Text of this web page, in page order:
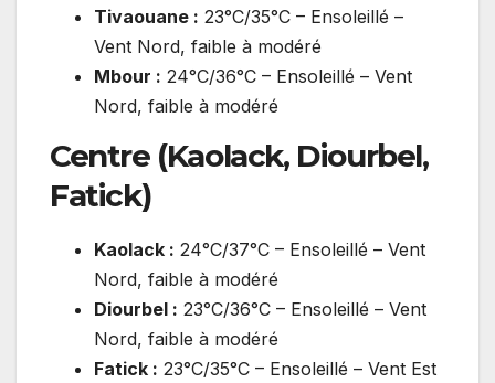
Tivaouane : 23°C/35°C – Ensoleillé –
Vent Nord, faible à modéré
Mbour : 24°C/36°C – Ensoleillé – Vent
Nord, faible à modéré
Centre (Kaolack, Diourbel,
Fatick)
Kaolack : 24°C/37°C – Ensoleillé – Vent
Nord, faible à modéré
Diourbel : 23°C/36°C – Ensoleillé – Vent
Nord, faible à modéré
Fatick : 23°C/35°C – Ensoleillé – Vent Est